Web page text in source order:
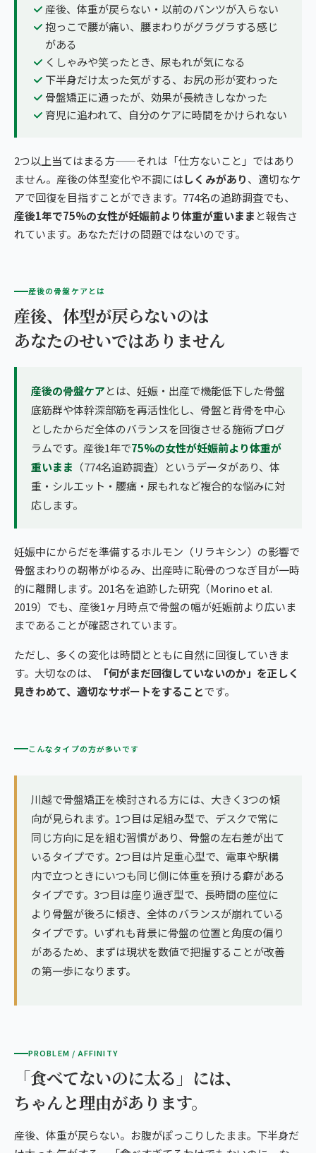
産後、体重が戻らない・以前のパンツが入らない
抱っこで腰が痛い、腰まわりがグラグラする感じ
がある
くしゃみや笑ったとき、尿もれが気になる
下半身だけ太った気がする、お尻の形が変わった
骨盤矯正に通ったが、効果が長続きしなかった
育児に追われて、自分のケアに時間をかけられない
2つ以上当てはまる方——それは「仕方ないこと」ではあり
ません。産後の体型変化や不調にはしくみがあり、適切なケ
アで回復を目指すことができます。774名の追跡調査でも、
産後1年で75%の女性が妊娠前より体重が重いまま と報告さ
れています。あなただけの問題ではないのです。
産後の骨盤ケアとは
産後、体型が戻らないのは
あなたのせいではありません
産後の骨盤ケアとは、妊娠・出産で機能低下した骨盤
底筋群や体幹深部筋を再活性化し、骨盤と背骨を中心
としたからだ全体のバランスを回復させる施術プログ
ラムです。産後1年で75%の女性が妊娠前より体重が
重いまま （774名追跡調査）というデータがあり、体
重・シルエット・腰痛・尿もれなど複合的な悩みに対
応します。
妊娠中にからだを準備するホルモン（リラキシン）の影響で
骨盤まわりの靭帯がゆるみ、出産時に恥骨のつなぎ目が一時
的に離開します。201名を追跡した研究（Morino et al.
2019）でも、産後1ヶ月時点で骨盤の幅が妊娠前より広いま
まであることが確認されています。
ただし、多くの変化は時間とともに自然に回復していきま
す。大切なのは、
「何がまだ回復していないのか」を正しく
見きわめて、適切なサポートをすることです。
こんなタイプの方が多いです
川越で骨盤矯正を検討される方には、大きく3つの傾
向が見られます。1つ目は足組み型で、デスクで常に
同じ方向に足を組む習慣があり、骨盤の左右差が出て
いるタイプです。2つ目は片足重心型で、電車や駅構
内で立つときにいつも同じ側に体重を預ける癖がある
タイプです。3つ目は座り過ぎ型で、長時間の座位に
より骨盤が後ろに傾き、全体のバランスが崩れている
タイプです。いずれも背景に骨盤の位置と角度の偏り
があるため、まずは現状を数値で把握することが改善
の第一歩になります。
PROBLEM / AFFINITY
「食べてないのに太る」には、
ちゃんと理由があります。
産後、体重が戻らない。お腹がぽっこりしたまま。下半身だ